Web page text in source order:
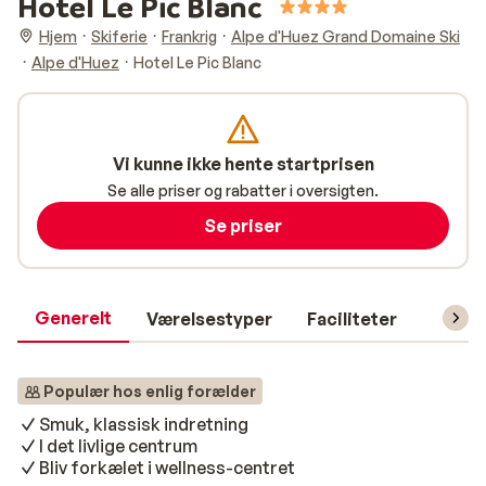
Hjem Skiferie Frankrig
Alpe d'Huez Grand Domaine Ski
Alpe d'Huez
Hotel Le Pic Blanc
Generelt Værelsestyper Faciliteter
Populær hos enlig forælder
Smuk, klassisk indretning
I det livlige centrum
Bliv forkælet i wellness-centret
Vi kunne ikke hente startprisen
Se alle priser og rabatter i oversigten.
Se priser